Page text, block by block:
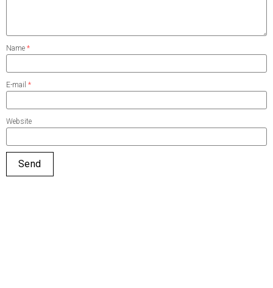
Name *
E-mail *
Website